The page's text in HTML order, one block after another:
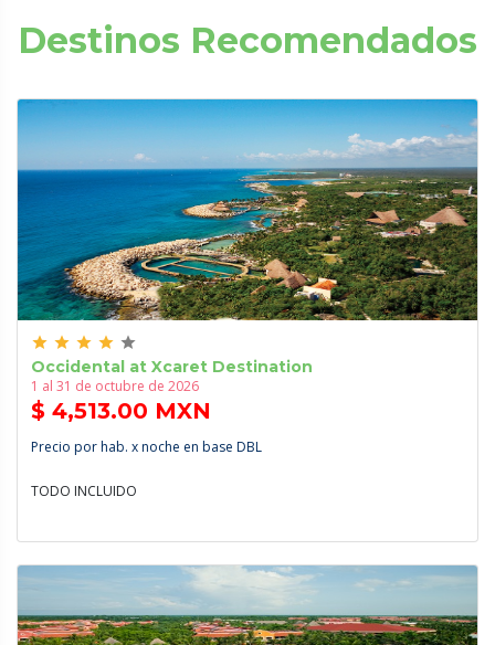
Destinos Recomendados
grade grade grade grade grade
Occidental at Xcaret Destination
1 al 31 de octubre de 2026
$ 4,513.00 MXN
Precio por hab. x noche en base DBL
TODO INCLUIDO